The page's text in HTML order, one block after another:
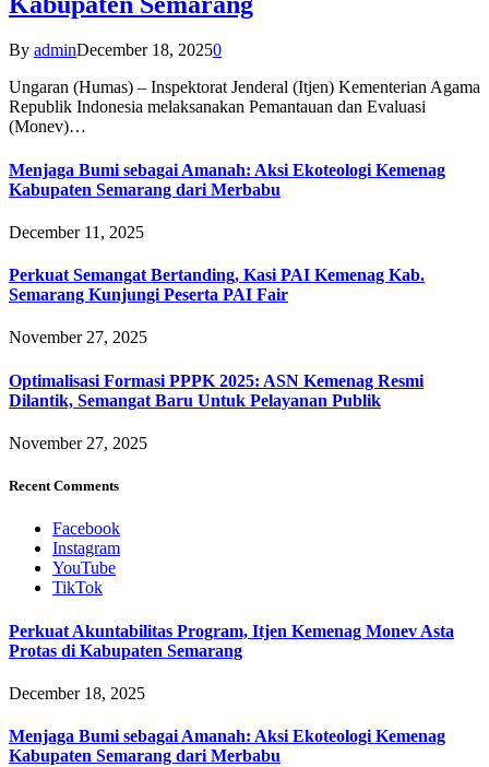
By adminDecember 18, 20250
Ungaran (Humas) – Inspektorat Jenderal (Itjen) Kementerian Agama
Republik Indonesia melaksanakan Pemantauan dan Evaluasi
(Monev)…
Menjaga Bumi sebagai Amanah: Aksi Ekoteologi Kemenag
Kabupaten Semarang dari Merbabu
December 11, 2025
Perkuat Semangat Bertanding, Kasi PAI Kemenag Kab.
Semarang Kunjungi Peserta PAI Fair
November 27, 2025
Optimalisasi Formasi PPPK 2025: ASN Kemenag Resmi
Dilantik, Semangat Baru Untuk Pelayanan Publik
November 27, 2025
Recent Comments
Facebook
Instagram
YouTube
TikTok
Perkuat Akuntabilitas Program, Itjen Kemenag Monev Asta
Protas di Kabupaten Semarang
December 18, 2025
Menjaga Bumi sebagai Amanah: Aksi Ekoteologi Kemenag
Kabupaten Semarang dari Merbabu